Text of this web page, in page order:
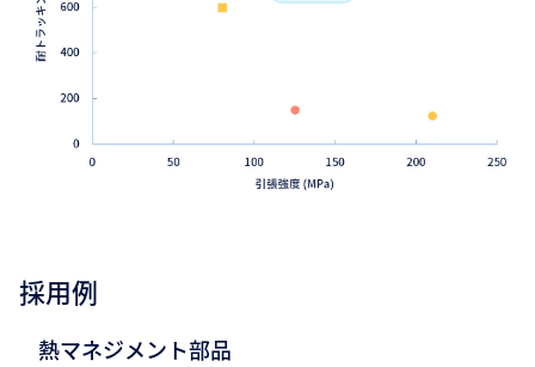
採用例
熱マネジメント部品